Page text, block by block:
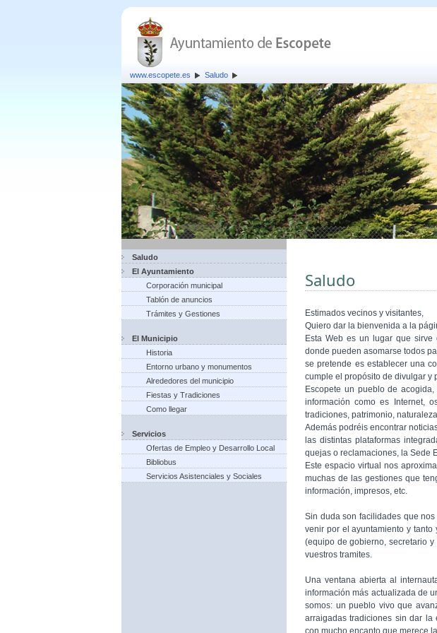
www.escopete.es Saludo
Saludo
El Ayuntamiento
Corporación municipal
Tablón de anuncios
Trámites y Gestiones
El Municipio
Historia
Entorno urbano y monumentos
Alrededores del municipio
Fiestas y Tradiciones
Como llegar
Servicios
Ofertas de Empleo y Desarrollo Local
Bibliobus
Servicios Asistenciales y Sociales
Saludo
Estimados vecinos y visitantes,
Quiero dar la bienvenida a la
Esta Web es un lugar que
donde pueden asomarse todos
se pretende es establecer una
cumple el propósito de divulgar y
Escopete un pueblo de
información como es Internet,
tradiciones, patrimonio,
Además podréis encontrar
las distintas plataformas
quejas o reclamaciones, la Sede
Este espacio virtual nos
muchas de las gestiones que
información, impresos, etc.
Sin duda son facilidades que
venir por el ayuntamiento y
(equipo de gobierno, secretario
vuestros tramites.
Una ventana abierta al
información más actualizada de
somos: un pueblo vivo que
arraigadas tradiciones sin dar
con mucho encanto que merece